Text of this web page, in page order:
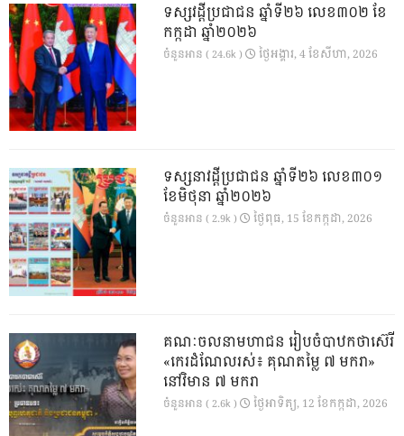
ទស្សវដ្តីប្រជាជន ឆ្នាំទី២៦ លេខ៣០២ ខែ
កក្កដា ឆ្នាំ២០២៦
ចំនួនអាន ( 24.6k ) ថ្ងៃ​អង្គារ, 4 ខែ​សីហា, 2026
ទស្សនាវដ្ដីប្រជាជន ឆ្នាំទី២៦ លេខ៣០១
ខែមិថុនា ឆ្នាំ២០២៦
ចំនួនអាន ( 2.9k ) ថ្ងៃ​ពុធ, 15 ខែ​កក្កដា, 2026
គណៈចលនាមហាជន រៀបចំបាឋកថាស៊េរី
«កេរដំណែលរស់៖ គុណតម្លៃ ៧ មករា»
នៅវិមាន ៧ មករា
ចំនួនអាន ( 2.6k ) ថ្ងៃ​អាទិត្យ, 12 ខែ​កក្កដា, 2026